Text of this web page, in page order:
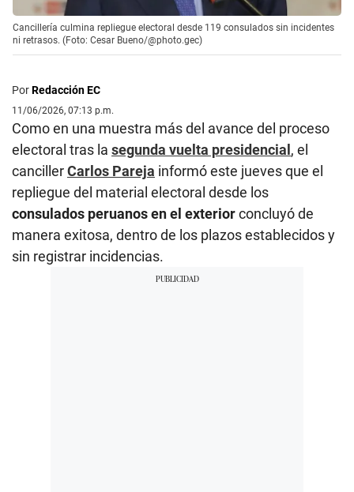
Cancillería culmina repliegue electoral desde 119 consulados sin incidentes
ni retrasos. (Foto: Cesar Bueno/@photo.gec)
PorRedacción EC
11/06/2026, 07:13 p.m.
Como en una muestra más del avance del proceso
electoral tras la segunda vuelta presidencial, el
cancillerCarlos Pareja informó este jueves que el
repliegue del material electoral desde los
consulados peruanosen el exteriorconcluyó de
manera exitosa, dentro de los plazos establecidos y
sin registrar incidencias.